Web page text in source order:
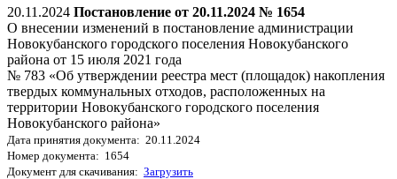
20.11.2024 Постановление от 20.11.2024 № 1654
О внесении изменений в постановление администрации
Новокубанского городского поселения Новокубанского
района от 15 июля 2021 года
№ 783 «Об утверждении реестра мест (площадок) накопления
твердых коммунальных отходов, расположенных на
территории Новокубанского городского поселения
Новокубанского района»
Дата принятия документа: 20.11.2024
Номер документа: 1654
Документ для скачивания: Загрузить